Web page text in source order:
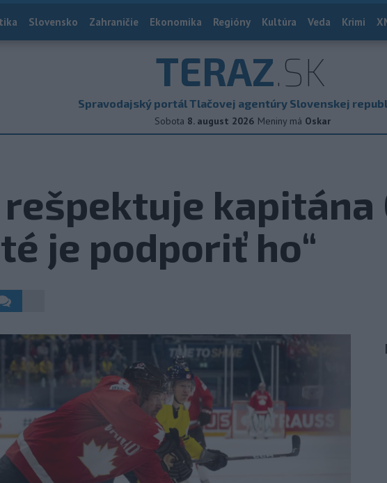
Slovensko Zahraničie Ekonomika Regióny Kultúra Veda Krimi
TERAZ.SK
Spravodajský portál Tlačovej agentúry Slovenskej
Sobota 8. august 2026 Meniny má Oskar
rešpektuje kapitána
je podporiť ho“